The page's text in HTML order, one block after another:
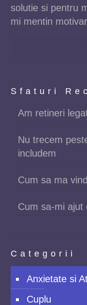
solutie si pentru
mi mentin
Sfaturi
Am retineri
Nu trecem
includem
Cum sa ma
Cum sa-mi ajut
Categorii
Anxietate si
Cuplu